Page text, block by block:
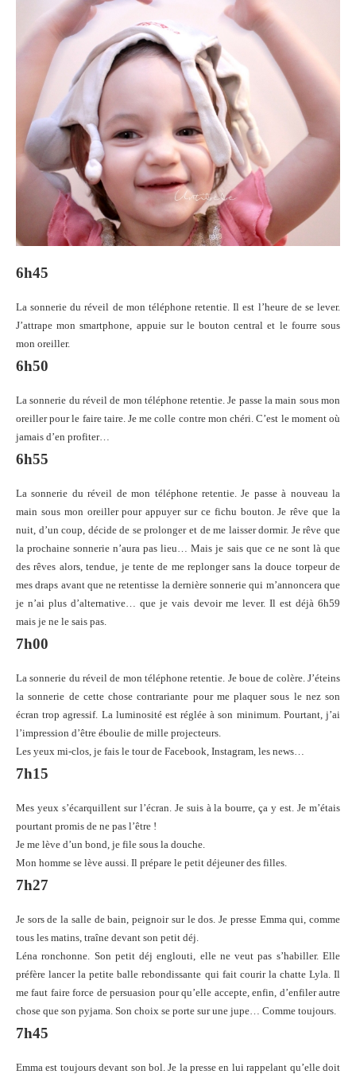
6h45
La sonnerie du réveil de mon téléphone retentie. Il est l’heure de se lever.
J’attrape mon smartphone, appuie sur le bouton central et le fourre sous
mon oreiller.
6h50
La sonnerie du réveil de mon téléphone retentie. Je passe la main sous mon
oreiller pour le faire taire. Je me colle contre mon chéri. C’est le moment où
jamais d’en profiter…
6h55
La sonnerie du réveil de mon téléphone retentie. Je passe à nouveau la
main sous mon oreiller pour appuyer sur ce fichu bouton. Je rêve que la
nuit, d’un coup, décide de se prolonger et de me laisser dormir. Je rêve que
la prochaine sonnerie n’aura pas lieu… Mais je sais que ce ne sont là que
des rêves alors, tendue, je tente de me replonger sans la douce torpeur de
mes draps avant que ne retentisse la dernière sonnerie qui m’annoncera que
je n’ai plus d’alternative… que je vais devoir me lever. Il est déjà 6h59
mais je ne le sais pas.
7h00
La sonnerie du réveil de mon téléphone retentie. Je boue de colère. J’éteins
la sonnerie de cette chose contrariante pour me plaquer sous le nez son
écran trop agressif. La luminosité est réglée à son minimum. Pourtant, j’ai
l’impression d’être éboulie de mille projecteurs.
Les yeux mi-clos, je fais le tour de Facebook, Instagram, les news…
7h15
Mes yeux s’écarquillent sur l’écran. Je suis à la bourre, ça y est. Je m’étais
pourtant promis de ne pas l’être !
Je me lève d’un bond, je file sous la douche.
Mon homme se lève aussi. Il prépare le petit déjeuner des filles.
7h27
Je sors de la salle de bain, peignoir sur le dos. Je presse Emma qui, comme
tous les matins, traîne devant son petit déj.
Léna ronchonne. Son petit déj englouti, elle ne veut pas s’habiller. Elle
préfère lancer la petite balle rebondissante qui fait courir la chatte Lyla. Il
me faut faire force de persuasion pour qu’elle accepte, enfin, d’enfiler autre
chose que son pyjama. Son choix se porte sur une jupe… Comme toujours.
7h45
Emma est toujours devant son bol. Je la presse en lui rappelant qu’elle doit